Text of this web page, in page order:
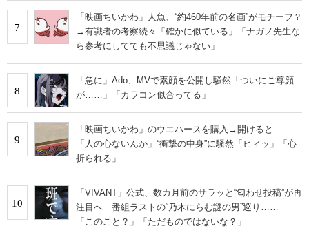
7
「映画ちいかわ」人魚、“約460年前の名画”がモチーフ？
→有識者の考察続々「確かに似ている」「ナガノ先生な
ら参考にしてても不思議じゃない」
8
「急に」Ado、MVで素顔を公開し騒然「ついにご尊顔
が……」「カラコン似合ってる」
9
「映画ちいかわ」のウエハースを購入→開けると……
「人の心ないんか」“衝撃の中身”に騒然「ヒィッ」「心
折られる」
10
「VIVANT」公式、数カ月前のサラッと“匂わせ投稿”が再
注目へ 番組ラストの“乃木にらむ謎の男”巡り……
「このこと？」「ただものではないな？」